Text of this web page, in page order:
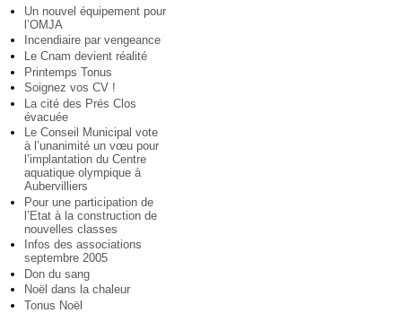
Un nouvel équipement pour
l’OMJA
Incendiaire par vengeance
Le Cnam devient réalité
Printemps Tonus
Soignez vos CV !
La cité des Prés Clos
évacuée
Le Conseil Municipal vote
à l’unanimité un vœu pour
l’implantation du Centre
aquatique olympique à
Aubervilliers
Pour une participation de
l’Etat à la construction de
nouvelles classes
Infos des associations
septembre 2005
Don du sang
Noël dans la chaleur
Tonus Noël